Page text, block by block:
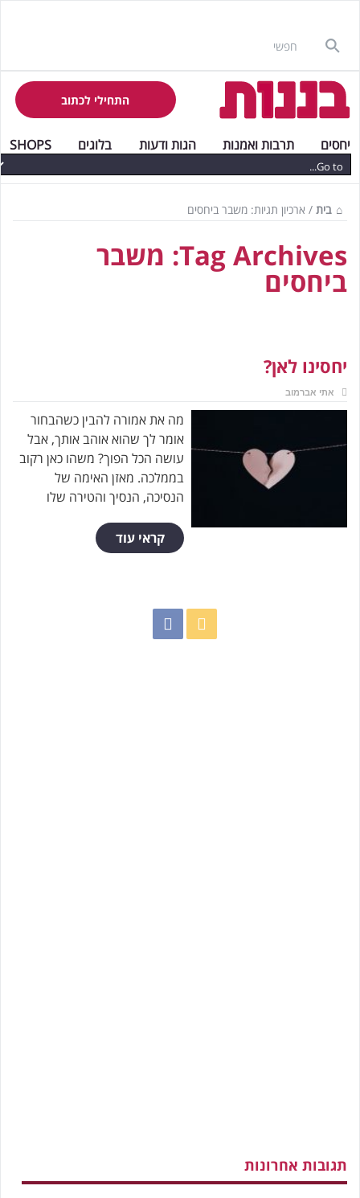
התחילי לכתוב
יחסים תרבות ואמנות הגות ודעות בלוגים SHOPS
בית / ארכיון תגיות: משבר ביחסים
Tag Archives: משבר
ביחסים
יחסינו לאן?
אתי אברמוב
מה את אמורה להבין כשהבחור
אומר לך שהוא אוהב אותך, אבל
עושה הכל הפוך? משהו כאן רקוב
בממלכה. מאזן האימה של
הנסיכה, הנסיך והטירה שלו
קראי עוד
תגובות אחרונות